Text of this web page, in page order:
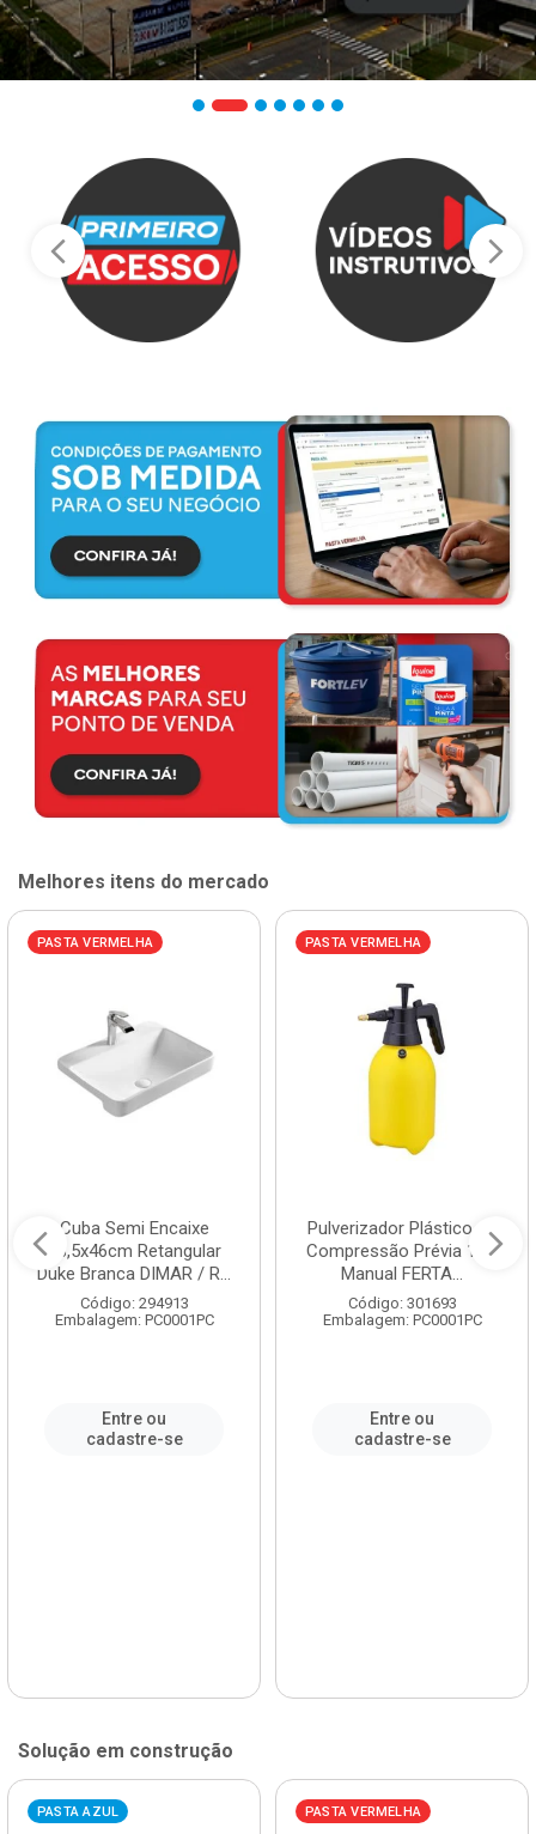
Melhores itens do mercado
PASTA VERMELHA
Cuba Semi Encaixe
58,5x46cm Retangular
Duke Branca DIMAR / R...
Código: 294913
Embalagem: PC0001PC
Entre ou
cadastre-se
PASTA VERMELHA
Pulverizador Plástico de
Compressão Prévia 1,5L
Manual FERTA...
Código: 301693
Embalagem: PC0001PC
Entre ou
cadastre-se
Solução em construção
PASTA AZUL PASTA VERMELHA